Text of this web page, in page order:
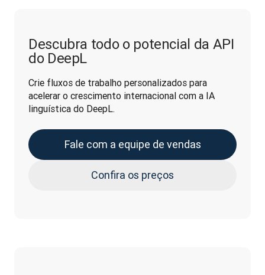
Descubra todo o potencial da API
do DeepL
Crie fluxos de trabalho personalizados para
acelerar o crescimento internacional com a IA
linguística do DeepL.
Fale com a equipe de vendas
Confira os preços